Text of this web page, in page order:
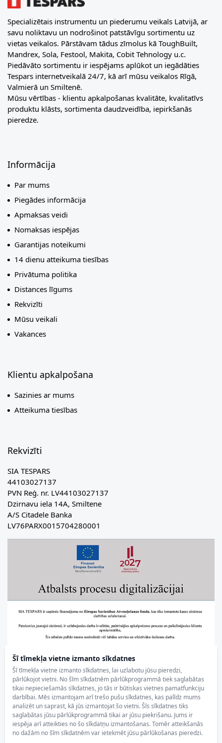
Šī tīmekļa vietne izmanto sīkdatnes
Šī tīmekļa vietne izmanto sīkdatnes, lai uzlabotu jūsu pieredzi,
pārlūkojot vietni. No šīm sīkdatnēm pārlūkprogrammā tiek saglabātas
tikai nepieciešamās sīkdatnes, jo tās ir būtiskas vietnes pamatfunkciju
darbībai. Mēs izmantojam arī trešo pušu sīkdatnes, kas palīdz mums
analizēt un saprast, kā jūs izmantojat šo vietni. Šīs sīkdatnes tiks
saglabātas jūsu pārlūkprogrammā tikai ar jūsu piekrišanu. Jums ir
iespēja arī atteikties no šo sīkdatņu izmantošanas. Tomēr atteikšanās
no dažām no šīm sīkdatnēm var ietekmēt jūsu pārlūkošanas pieredzi.
Specializētais instrumentu un piederumu veikals Latvijā, ar
savu noliktavu un nodrošinot patstāvīgu sortimentu uz
vietas veikalos. Pārstāvam tādus zīmolus kā ToughBuilt,
Mandrex, Sola, Festool, Makita, Cobit Tehnology u.c.
Piedāvāto sortimentu ir iespējams aplūkot un iegādāties
Tespars internetveikalā 24/7, kā arī mūsu veikalos Rīgā,
Valmierā un Smiltenē.
Mūsu vērtības - klientu apkalpošanas kvalitāte, kvalitatīvs
produktu klāsts, sortimenta daudzveidība, iepirkšanās
pieredze.
Informācija
Par mums
Piegādes informācija
Apmaksas veidi
Nomaksas iespējas
Garantijas noteikumi
14 dienu atteikuma tiesības
Privātuma politika
Distances līgums
Rekvizīti
Mūsu veikali
Vakances
Klientu apkalpošana
Sazinies ar mums
Atteikuma tiesības
Rekvizīti
SIA TESPARS
44103027137
PVN Reģ. nr. LV44103027137
Dzirnavu iela 14A, Smiltene
A/S Citadele Banka
LV76PARX0015704280001